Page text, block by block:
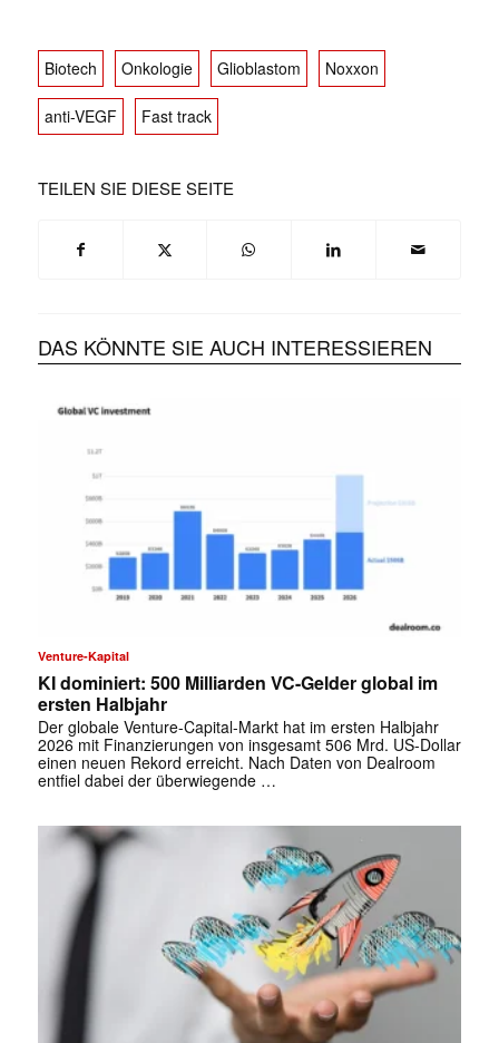
Biotech Onkologie Glioblastom Noxxon
anti-VEGF Fast track
TEILEN SIE DIESE SEITE
DAS KÖNNTE SIE AUCH INTERESSIEREN
Venture-Kapital
KI dominiert: 500 Milliarden VC-Gelder global im
ersten Halbjahr
Der globale Venture-Capital-Markt hat im ersten Halbjahr
2026 mit Finanzierungen von insgesamt 506 Mrd. US-Dollar
einen neuen Rekord erreicht. Nach Daten von Dealroom
entfiel dabei der überwiegende …